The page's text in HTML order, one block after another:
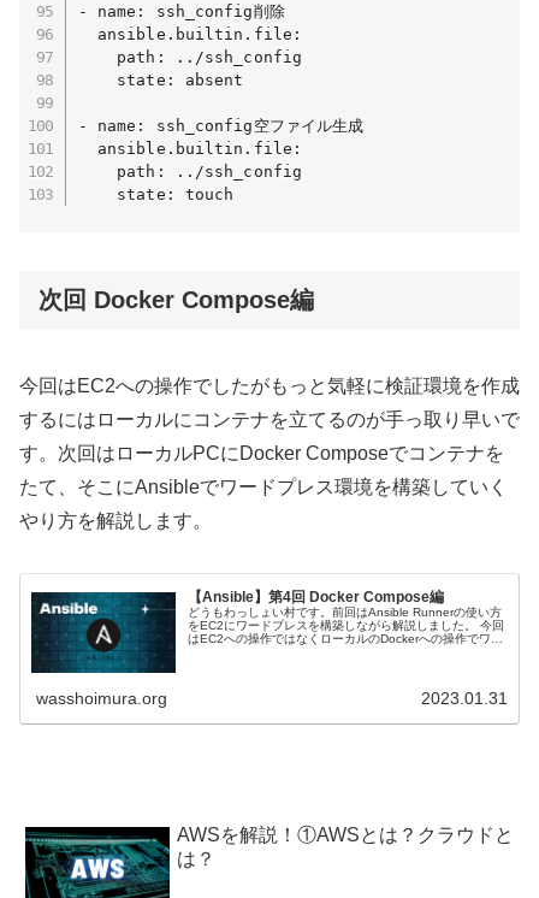
- name: ssh_config削除
  ansible.builtin.file:
    path: ../ssh_config
    state: absent
- name: ssh_config空ファイル生成
  ansible.builtin.file:
    path: ../ssh_config
    state: touch
次回 Docker Compose編
今回はEC2への操作でしたがもっと気軽に検証環境を作成
するにはローカルにコンテナを立てるのが手っ取り早いで
す。次回はローカルPCにDocker Composeでコンテナを
たて、そこにAnsibleでワードプレス環境を構築していく
やり方を解説します。
【Ansible】第4回 Docker Compose編
どうもわっしょい村です。前回はAnsible Runnerの使い方
をEC2にワードプレスを構築しながら解説しました。 今回
はEC2への操作ではなくローカルのDockerへの操作でワー
wasshoimura.org 2023.01.31
AWSを解説！①AWSとは？クラウドと
は？